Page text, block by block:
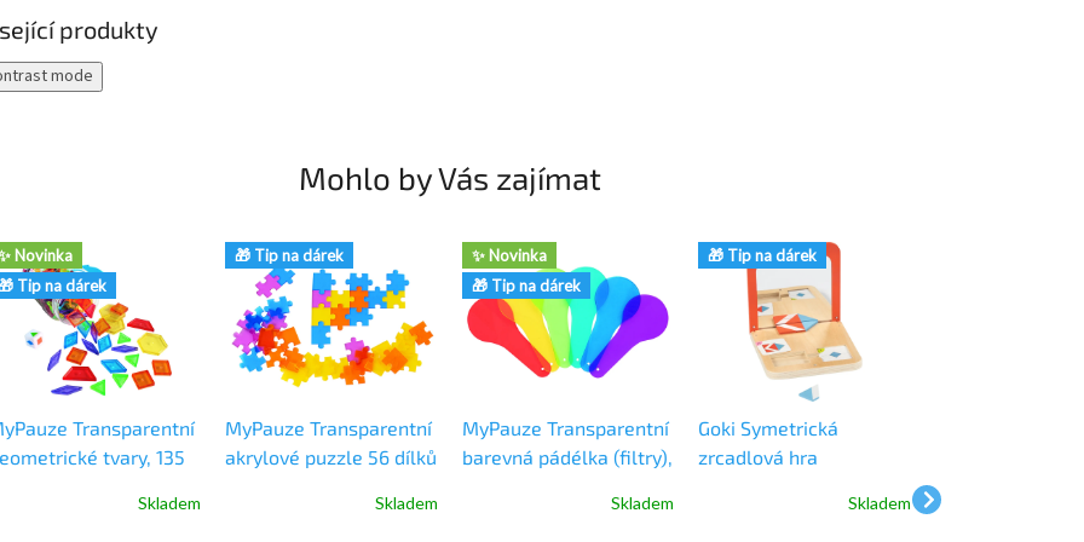
produkty
mode
Mohlo by Vás zajímat
Novinka
Tip na dárek
Transparentní
tvary, 135
Skladem
🎁 Tip na dárek
MyPauze Transparentní
akrylové puzzle 56 dílků
Skladem
✨ Novinka
🎁 Tip na dárek
MyPauze Transparentní
barevná pádélka (filtry),
Skladem
🎁 Tip na dárek
Goki Symetrická
zrcadlová hra
Skladem
míček s 16 pásky